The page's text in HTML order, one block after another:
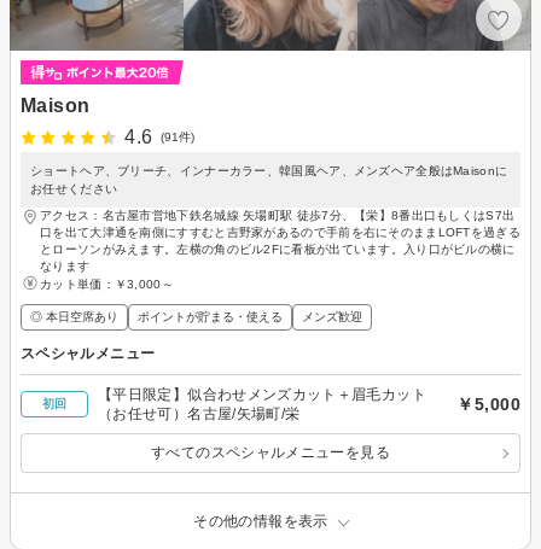
Maison
4.6
(91件)
ショートヘア、ブリーチ、インナーカラー、韓国風ヘア、メンズヘア全般はMaisonに
お任せください
アクセス：名古屋市営地下鉄名城線 矢場町駅 徒歩7分、【栄】8番出口もしくはS7出
口を出て大津通を南側にすすむと吉野家があるので手前を右にそのままLOFTを過ぎる
とローソンがみえます。左横の角のビル2Fに看板が出ています。入り口がビルの横に
なります
カット単価： ￥3,000～
◎ 本日空席あり ポイントが貯まる・使える メンズ歓迎
スペシャルメニュー
初回
【平日限定】似合わせメンズカット＋眉毛カット
（お任せ可）名古屋/矢場町/栄
￥5,000
すべてのスペシャルメニューを見る
その他の情報を表示